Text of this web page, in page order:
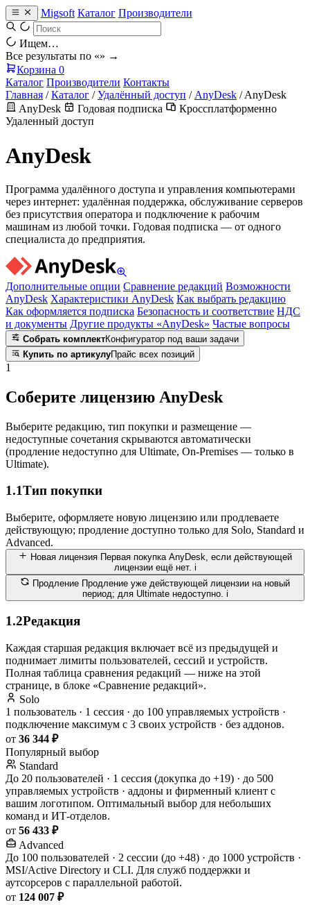
Migsoft Каталог Производители
Ищем…
Все результаты по «» →
Корзина 0
Каталог Производители Контакты
Главная / Каталог / Удалённый доступ / AnyDesk / AnyDesk
AnyDesk
Годовая подписка
Кроссплатформенно
Удаленный доступ
AnyDesk
Программа удалённого доступа и управления компьютерами
через интернет: удалённая поддержка, обслуживание серверов
без присутствия оператора и подключение к рабочим
машинам из любой точки. Годовая подписка — от одного
специалиста до предприятия.
Дополнительные опции Сравнение редакций Возможности
AnyDesk Характеристики AnyDesk Как выбрать редакцию
Как оформляется подписка Безопасность и соответствие НДС
и документы Другие продукты «AnyDesk» Частые вопросы
Собрать комплектКонфигуратор под ваши задачи
Купить по артикулуПрайс всех позиций
1
Соберите лицензию AnyDesk
Выберите редакцию, тип покупки и размещение —
недоступные сочетания скрываются автоматически
(продление недоступно для Ultimate, On-Premises — только в
Ultimate).
1.1Тип покупки
Выберите, оформляете новую лицензию или продлеваете
действующую; продление доступно только для Solo, Standard и
Advanced.
Новая лицензия Первая покупка AnyDesk, если действующей
лицензии ещё нет. i
Продление Продление уже действующей лицензии на новый
период; для Ultimate недоступно. i
1.2Редакция
Каждая старшая редакция включает всё из предыдущей и
поднимает лимиты пользователей, сессий и устройств.
Полная таблица сравнения редакций — ниже на этой
странице, в блоке «Сравнение редакций».
Solo
1 пользователь · 1 сессия · до 100 управляемых устройств ·
подключение максимум с 3 своих устройств · без аддонов.
от 36 344 ₽
Популярный выбор
Standard
До 20 пользователей · 1 сессия (докупка до +19) · до 500
управляемых устройств · аддоны и фирменный клиент с
вашим логотипом. Оптимальный выбор для небольших
команд и ИТ-отделов.
от 56 433 ₽
Advanced
До 100 пользователей · 2 сессии (до +48) · до 1000 устройств ·
MSI/Active Directory и CLI. Для служб поддержки и
аутсорсеров с параллельной работой.
от 124 007 ₽